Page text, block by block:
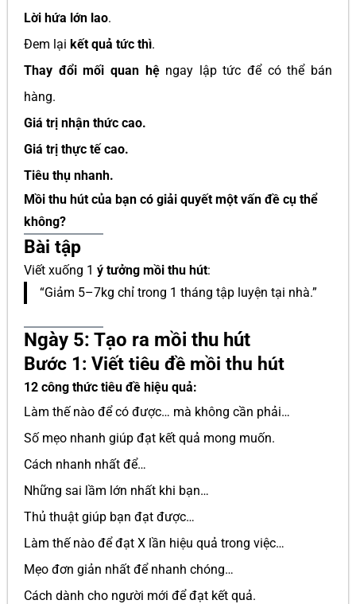
Lời hứa lớn lao.
Đem lại kết quả tức thì.
Thay đổi mối quan hệngay lập tức để có thể bán
hàng.
Giá trị nhận thức cao.
Giá trị thực tế cao.
Tiêu thụ nhanh.
Mồi thu hút của bạn có giải quyết một vấn đề cụ thể
không?
Bài tập
Viết xuống 1 ý tưởng mồi thu hút:
“Giảm 5–7kg chỉ trong 1 tháng tập luyện tại nhà.”
Ngày 5: Tạo ra mồi thu hút
Bước 1: Viết tiêu đề mồi thu hút
12 công thức tiêu đề hiệu quả:
Làm thế nào để có được… mà không cần phải…
Số mẹo nhanh giúp đạt kết quả mong muốn.
Cách nhanh nhất để…
Những sai lầm lớn nhất khi bạn…
Thủ thuật giúp bạn đạt được…
Làm thế nào để đạt X lần hiệu quả trong việc…
Mẹo đơn giản nhất để nhanh chóng…
Cách dành cho người mới để đạt kết quả.